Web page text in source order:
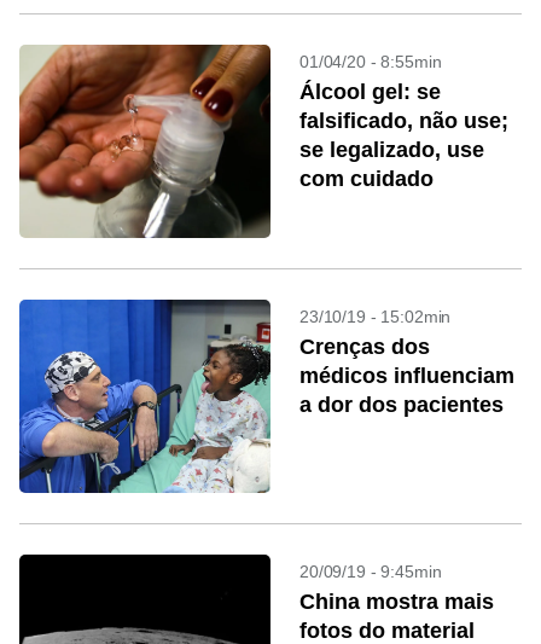
01/04/20 - 8:55min
Álcool gel: se
falsificado, não use;
se legalizado, use
com cuidado
23/10/19 - 15:02min
Crenças dos
médicos influenciam
a dor dos pacientes
20/09/19 - 9:45min
China mostra mais
fotos do material